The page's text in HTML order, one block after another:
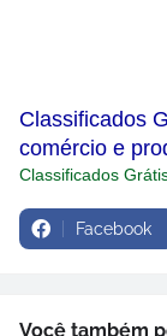
Classificados
comércio e
Classificados
Facebook
Você também